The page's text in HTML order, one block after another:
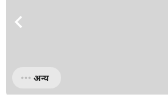
अन्य